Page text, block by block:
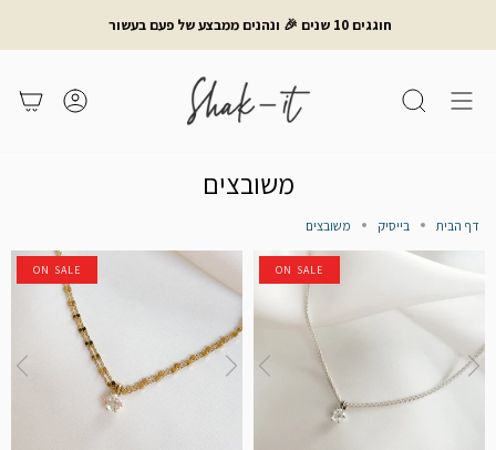
חוגגים 10 שנים 🎉 ונהנים ממבצע של פעם בעשור
חיפוש משתמש
משובצים
דף הבית בייסיק משובצים
ON SALE
ON SALE